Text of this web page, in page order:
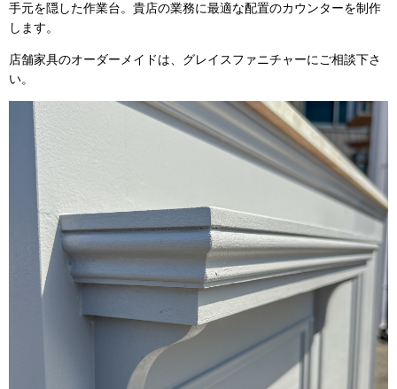
手元を隠した作業台。貴店の業務に最適な配置のカウンターを制作
します。
店舗家具のオーダーメイドは、グレイスファニチャーにご相談下さ
い。